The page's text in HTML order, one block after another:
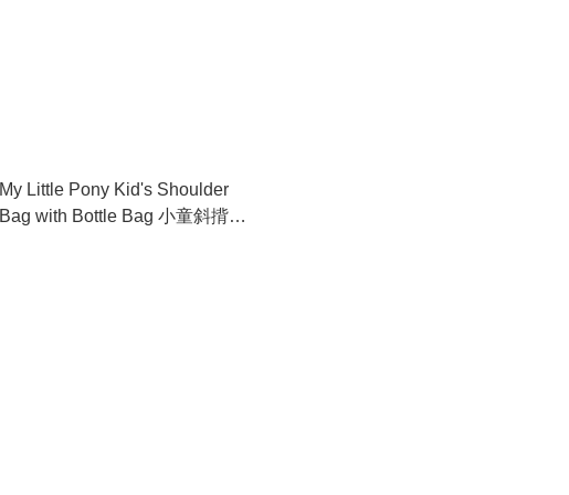
My Little Pony Kid's Shoulder
Bag with Bottle Bag 小童斜揹袋